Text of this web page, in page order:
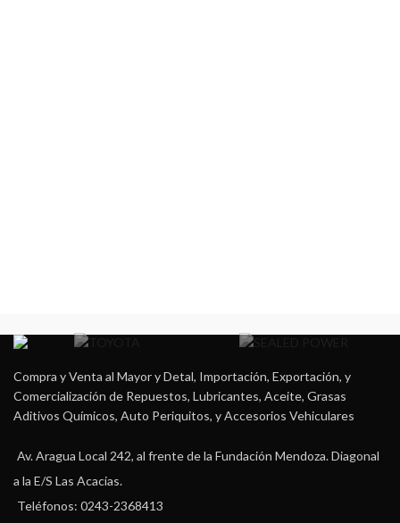
Compra y Venta al Mayor y Detal, Importación, Exportación, y
Comercialización de Repuestos, Lubricantes, Aceite, Grasas
Aditivos Químicos, Auto Periquitos, y Accesorios Vehiculares
Av. Aragua Local 242, al frente de la Fundación Mendoza. Diagonal
a la E/S Las Acacias.
Teléfonos: 0243-2368413